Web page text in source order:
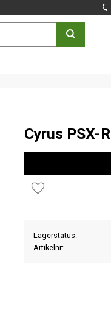
Cyrus PSX-R
Lägg till i favoriter
Lagerstatus
Artikelnr